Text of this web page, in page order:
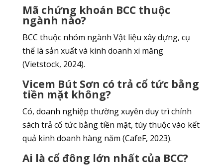
Mã chứng khoán BCC thuộc
ngành nào?
BCC thuộc nhóm ngành Vật liệu xây dựng, cụ
thể là sản xuất và kinh doanh xi măng
(Vietstock, 2024).
Vicem Bút Sơn có trả cổ tức bằng
tiền mặt không?
Có, doanh nghiệp thường xuyên duy trì chính
sách trả cổ tức bằng tiền mặt, tùy thuộc vào kết
quả kinh doanh hàng năm (CafeF, 2023).
Ai là cổ đông lớn nhất của BCC?